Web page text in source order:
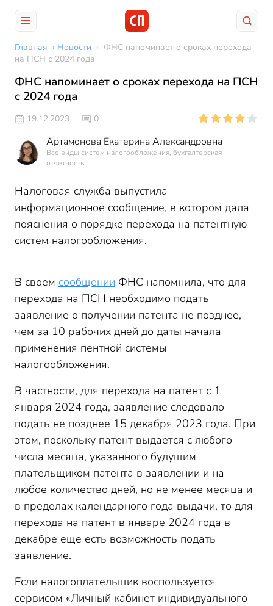
Главная › Новости › ФНС напоминает о сроках перехода
на ПСН с 2024 года
ФНС напоминает о сроках перехода на ПСН
с 2024 года
19.12.2023 0
Артамонова Екатерина Александровна
Все виды систем налогообложения, бухгалтерская
отчетность
Налоговая служба выпустила
информационное сообщение, в котором дала
пояснения о порядке перехода на патентную
систем налогообложения.
В своем сообщении ФНС напомнила, что для
перехода на ПСН необходимо подать
заявление о получении патента не позднее,
чем за 10 рабочих дней до даты начала
применения пентной системы
налогообложения.
В частности, для перехода на патент с 1
января 2024 года, заявление следовало
подать не позднее 15 декабря 2023 года. При
этом, поскольку патент выдается с любого
числа месяца, указанного будущим
плательщиком патента в заявлении и на
любое количество дней, но не менее месяца и
в пределах календарного года выдачи, то для
перехода на патент в январе 2024 года в
декабре еще есть возможность подать
заявление.
Если налогоплательщик воспользуется
сервисом «Личный кабинет индивидуального